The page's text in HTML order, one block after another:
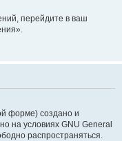
перейдите в ваш
форме) создано и
на условиях GNU General
распространяться.